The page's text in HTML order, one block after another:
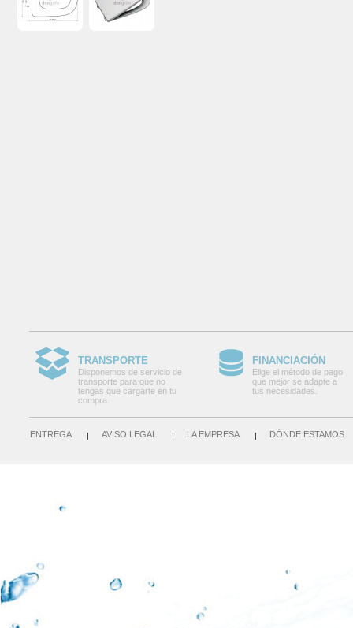
TRANSPORTE
Disponemos de servicio de
transporte para que no
tengas que cargarte en tu
compra.
FINANCIACIÓN
Elige el método de pago
que mejor se adapte a
tus necesidades.
ENTREGA AVISO LEGAL LA EMPRESA DÓNDE ESTAMOS